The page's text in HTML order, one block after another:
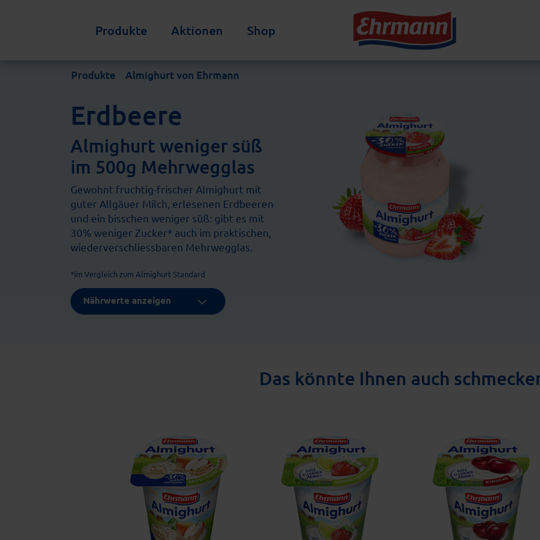
Produkte Aktionen Shop
Produkte Almighurt von Ehrmann
Erdbeere
Almighurt weniger süß
im 500g Mehrwegglas
Gewohnt fruchtig-frischer Almighurt mit
guter Allgäuer Milch, erlesenen Erdbeeren
und ein bisschen weniger süß: gibt es mit
30% weniger Zucker* auch im praktischen,
wiederverschliessbaren Mehrwegglas.
*im Vergleich zum Almighurt Standard
Nährwerte anzeigen
Das könnte Ihnen auch